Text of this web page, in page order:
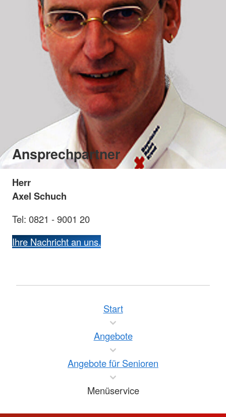
Ansprechpartner
Herr
Axel Schuch
Tel: 0821 - 9001 20
Ihre Nachricht an uns.
Start
Angebote
Angebote für Senioren
Menüservice